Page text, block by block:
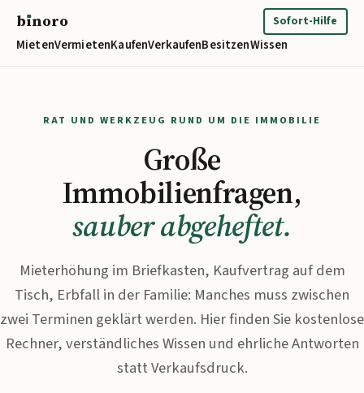
bınoro
MietenVermietenKaufenVerkaufenBesitzenWissen
Sofort-Hilfe
RAT UND WERKZEUG RUND UM DIE IMMOBILIE
Große
Immobilienfragen,
sauber abgeheftet.
Mieterhöhung im Briefkasten, Kaufvertrag auf dem
Tisch, Erbfall in der Familie: Manches muss zwischen
zwei Terminen geklärt werden. Hier finden Sie kostenlose
Rechner, verständliches Wissen und ehrliche Antworten
statt Verkaufsdruck.